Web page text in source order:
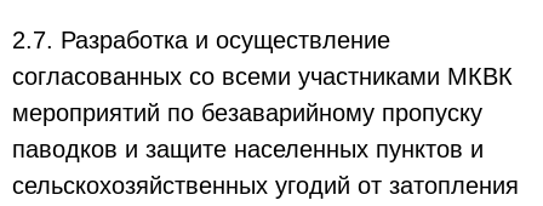
2.7. Разработка и осуществление
согласованных со всеми участниками МКВК
мероприятий по безаварийному пропуску
паводков и защите населенных пунктов и
сельскохозяйственных угодий от затопления